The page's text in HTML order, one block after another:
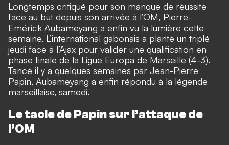
Longtemps critiqué pour son manque de réussite
face au but depuis son arrivée à l’OM, Pierre-
Emérick Aubameyang a enfin vu la lumière cette
semaine. L’international gabonais a planté un triplé
jeudi face à l’Ajax pour valider une qualification en
phase finale de la Ligue Europa de Marseille (4-3).
Tancé il y a quelques semaines par Jean-Pierre
Papin, Aubameyang a enfin répondu à la légende
marseillaise, samedi.
Le tacle de Papin sur l’attaque de
l’OM